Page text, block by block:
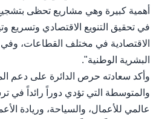
أهمية كبيرة وهي مشاريع تحظى
في تحقيق التنويع الاقتصادي وتسريع
الاقتصادية في مختلف القطاعات، وفي
البشرية الوطنية".
وأكد سعادته حرص الدائرة على دعم
والمتوسطة التي تؤدي دوراً رائداً في
عالمي للأعمال، والسياحة، وريادة